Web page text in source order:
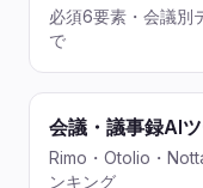
必須6要素・会議別
で
会議・議事録AI
Rimo・Otolio・
ンキング